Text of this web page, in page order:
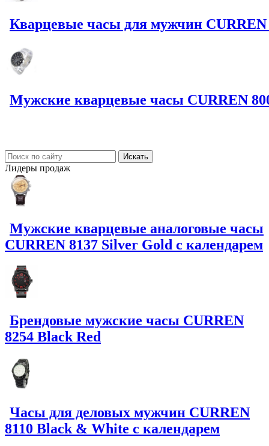
Кварцевые часы для мужчин CURREN
Мужские кварцевые часы CURREN
Лидеры продаж
Мужские кварцевые аналоговые часы
CURREN 8137 Silver Gold с календарем
Брендовые мужские часы CURREN
8254 Black Red
Часы для деловых мужчин CURREN
8110 Black & White с календарем